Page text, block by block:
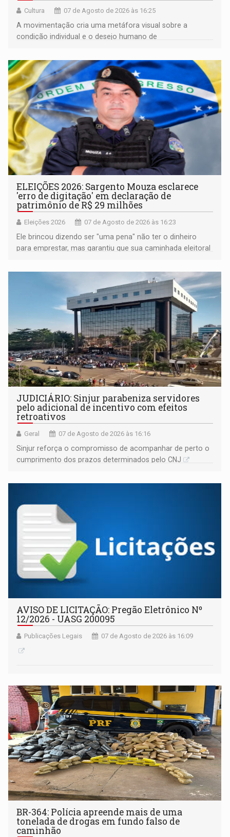
Cultura 07 de Agosto de 2026 às 16:25
A movimentação cria uma metáfora visual sobre a
condição individual e o desejo humano de
ELEIÇÕES 2026: Sargento Mouza esclarece
'erro de digitação' em declaração de
patrimônio de R$ 29 milhões
Eleições 2026 07 de Agosto de 2026 às 16:23
Ele brincou dizendo ser "uma pena" não ter o dinheiro
para emprestar, mas garantiu que sua caminhada eleitoral
JUDICIÁRIO: Sinjur parabeniza servidores
pelo adicional de incentivo com efeitos
retroativos
Geral 07 de Agosto de 2026 às 16:16
Sinjur reforça o compromisso de acompanhar de perto o
cumprimento dos prazos determinados pelo CNJ
AVISO DE LICITAÇÃO: Pregão Eletrônico Nº
12/2026 - UASG 200095
Publicações Legais 07 de Agosto de 2026 às 16:09
BR-364: Polícia apreende mais de uma
tonelada de drogas em fundo falso de
caminhão